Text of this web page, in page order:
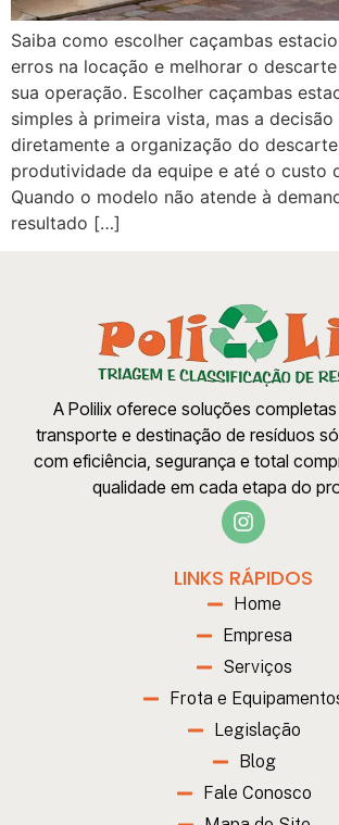
Saiba como escolher caçambas
erros na locação e melhorar o
sua operação. Escolher caçambas
simples à primeira vista, mas a
diretamente a organização do
produtividade da equipe e até o custo
Quando o modelo não atende à
resultado […]
A Polilix oferece soluções
transporte e destinação de resíduos
com eficiência, segurança e total
qualidade em cada etapa do
LINKS RÁPIDOS
Home
Empresa
Serviços
Frota e
Legislação
Blog
Fale Conosco